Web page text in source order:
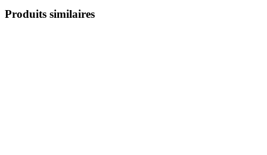
Produits similaires